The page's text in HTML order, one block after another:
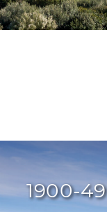
1900-49